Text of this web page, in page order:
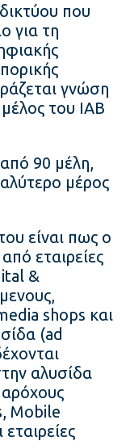
που
για τη
γνώση
μέλος του IAB
90 μέλη,
μέρος
είναι πως ο
εταιρείες
&
shops και
(ad
αλυσίδα
Mobile